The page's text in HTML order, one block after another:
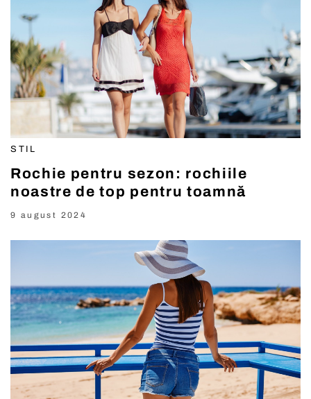
STIL
Rochie pentru sezon: rochiile
noastre de top pentru toamnă
9 august 2024